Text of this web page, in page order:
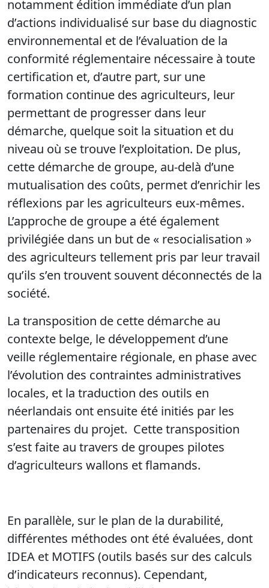
notamment édition immédiate d’un plan
d’actions individualisé sur base du diagnostic
environnemental et de l’évaluation de la
conformité réglementaire nécessaire à toute
certification et, d’autre part, sur une
formation continue des agriculteurs, leur
permettant de progresser dans leur
démarche, quelque soit la situation et du
niveau où se trouve l’exploitation. De plus,
cette démarche de groupe, au-delà d’une
mutualisation des coûts, permet d’enrichir les
réflexions par les agriculteurs eux-mêmes.
L’approche de groupe a été également
privilégiée dans un but de « resocialisation »
des agriculteurs tellement pris par leur travail
qu’ils s’en trouvent souvent déconnectés de la
société.
La transposition de cette démarche au
contexte belge, le développement d’une
veille réglementaire régionale, en phase avec
l’évolution des contraintes administratives
locales, et la traduction des outils en
néerlandais ont ensuite été initiés par les
partenaires du projet. Cette transposition
s’est faite au travers de groupes pilotes
d’agriculteurs wallons et flamands.
En parallèle, sur le plan de la durabilité,
différentes méthodes ont été évaluées, dont
IDEA et MOTIFS (outils basés sur des calculs
d’indicateurs reconnus). Cependant,